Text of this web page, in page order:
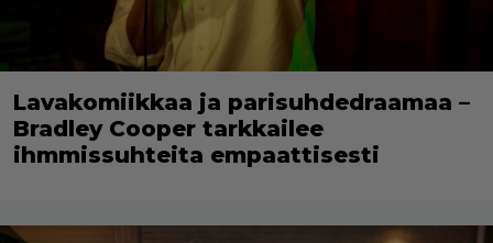
Lavakomiikkaa ja parisuhdedraamaa –
Bradley Cooper tarkkailee
ihmmissuhteita empaattisesti